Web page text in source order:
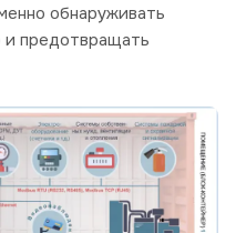
обнаруживать
и предотвращать